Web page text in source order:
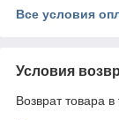
Все условия
Условия
Возврат товара